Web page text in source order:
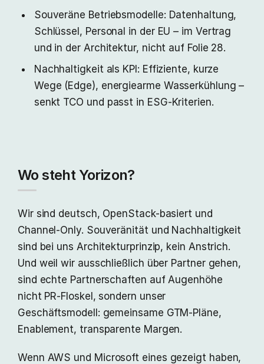
Souveräne Betriebsmodelle: Datenhaltung,
Schlüssel, Personal in der EU – im Vertrag
und in der Architektur, nicht auf Folie 28.
Nachhaltigkeit als KPI: Effiziente, kurze
Wege (Edge), energiearme Wasserkühlung –
senkt TCO und passt in ESG-Kriterien.
Wo steht Yorizon?
Wir sind deutsch, OpenStack-basiert und
Channel-Only. Souveränität und Nachhaltigkeit
sind bei uns Architekturprinzip, kein Anstrich.
Und weil wir ausschließlich über Partner gehen,
sind echte Partnerschaften auf Augenhöhe
nicht PR-Floskel, sondern unser
Geschäftsmodell: gemeinsame GTM-Pläne,
Enablement, transparente Margen.
Wenn AWS und Microsoft eines gezeigt haben,